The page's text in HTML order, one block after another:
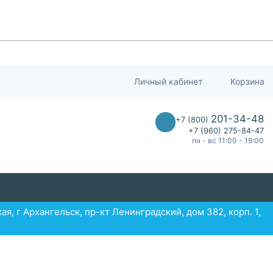
Личный кабинет Корзина
+7 (800) 201-34-48
+7 (960) 275-84-47
пн - вс 11:00 - 19:00
г Архангельск, пр-кт Ленинградский, дом 382, корп. 1,